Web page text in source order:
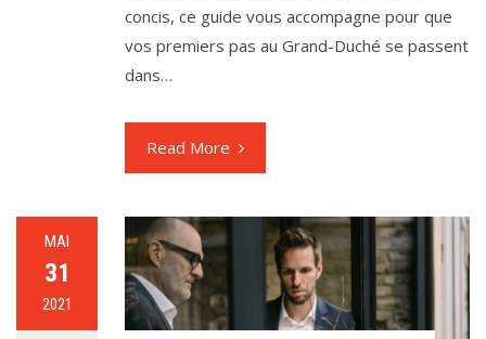
concis, ce guide vous accompagne pour que
vos premiers pas au Grand-Duché se passent
dans…
Read More
MAI
31
2021